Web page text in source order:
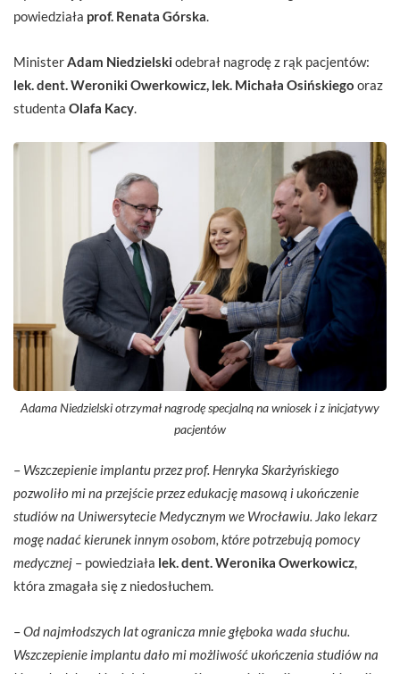
powiedziała prof. Renata Górska.
MinisterAdam Niedzielski odebrał nagrodę z rąk pacjentów:
lek. dent. Weroniki Owerkowicz, lek. Michała Osińskiego oraz
studenta Olafa Kacy.
Adama Niedzielski otrzymał nagrodę specjalną na wniosek i z inicjatywy
pacjentów
– Wszczepienie implantu przez prof. Henryka Skarżyńskiego
pozwoliło mi na przejście przez edukację masową i ukończenie
studiów na Uniwersytecie Medycznym we Wrocławiu. Jako lekarz
mogę nadać kierunek innym osobom, które potrzebują pomocy
medycznej – powiedziała lek. dent. Weronika Owerkowicz,
która zmagała się z niedosłuchem.
–Od najmłodszych lat ogranicza mnie głęboka wada słuchu.
Wszczepienie implantu dało mi możliwość ukończenia studiów na